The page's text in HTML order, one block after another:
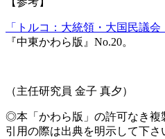
「トルコ：大統領・大国民議
『中東かわら版』No.20。
（主任研究員 金子 真夕）
◎本「かわら版」の許可なき複
引用の際は出典を明示して下さ